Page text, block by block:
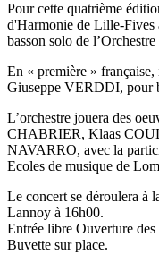
Pour cette quatrième
d'Harmonie de Lille-
basson solo de
En « première »
Giuseppe VERDDI, pour
L’orchestre jouera des
CHABRIER, Klaas
NAVARRO, avec la
Ecoles de musique de
Le concert se déroulera à
Lannoy à 16h00.
Entrée libre Ouverture
Buvette sur place.